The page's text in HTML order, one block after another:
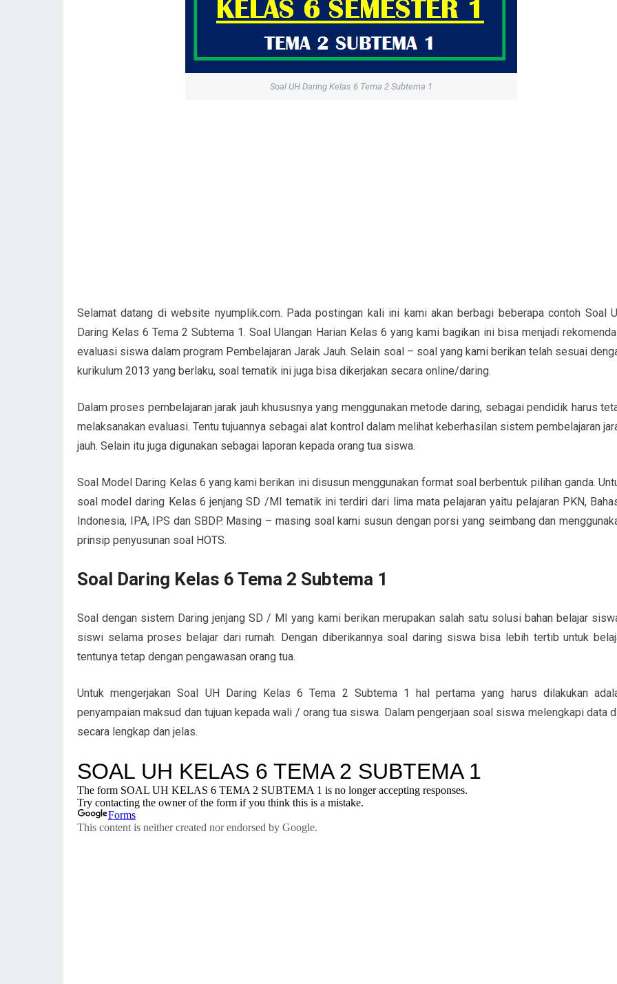
Soal UH Daring Kelas 6 Tema 2 Subtema 1
Selamat datang di website nyumplik.com. Pada postingan kali ini kami akan berbagi beberapa contoh Soal
Daring Kelas 6 Tema 2 Subtema 1. Soal Ulangan Harian Kelas 6 yang kami bagikan ini bisa menjadi
evaluasi siswa dalam program Pembelajaran Jarak Jauh. Selain soal – soal yang kami berikan telah sesuai
kurikulum 2013 yang berlaku, soal tematik ini juga bisa dikerjakan secara online/daring.
Dalam proses pembelajaran jarak jauh khususnya yang menggunakan metode daring, sebagai pendidik harus
melaksanakan evaluasi. Tentu tujuannya sebagai alat kontrol dalam melihat keberhasilan sistem pembelajaran
jauh. Selain itu juga digunakan sebagai laporan kepada orang tua siswa.
Soal Model Daring Kelas 6 yang kami berikan ini disusun menggunakan format soal berbentuk pilihan ganda.
soal model daring Kelas 6 jenjang SD /MI tematik ini terdiri dari lima mata pelajaran yaitu pelajaran PKN,
Indonesia, IPA, IPS dan SBDP. Masing – masing soal kami susun dengan porsi yang seimbang dan
prinsip penyusunan soal HOTS.
Soal Daring Kelas 6 Tema 2 Subtema 1
Soal dengan sistem Daring jenjang SD / MI yang kami berikan merupakan salah satu solusi bahan belajar
siswi selama proses belajar dari rumah. Dengan diberikannya soal daring siswa bisa lebih tertib untuk
tentunya tetap dengan pengawasan orang tua.
Untuk mengerjakan Soal UH Daring Kelas 6 Tema 2 Subtema 1 hal pertama yang harus dilakukan
penyampaian maksud dan tujuan kepada wali / orang tua siswa. Dalam pengerjaan soal siswa melengkapi data
secara lengkap dan jelas.